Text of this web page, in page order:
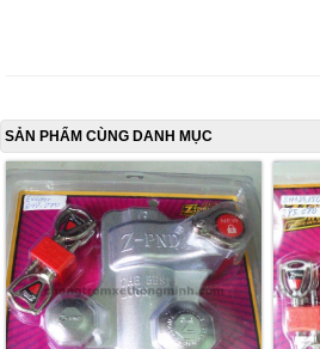
SẢN PHẨM CÙNG DANH MỤC